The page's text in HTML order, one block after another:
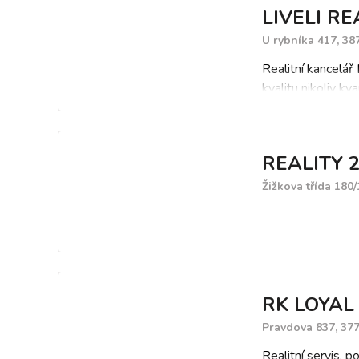
LIVELI
U rybníka 417,
Realitní
kvalitu nikoliv
vše zajišťujeme
je opravdovým
dokáže
spokojenosti
REALITY
Žižkova třída 180/
RK LOYAL
Pravdova 837,